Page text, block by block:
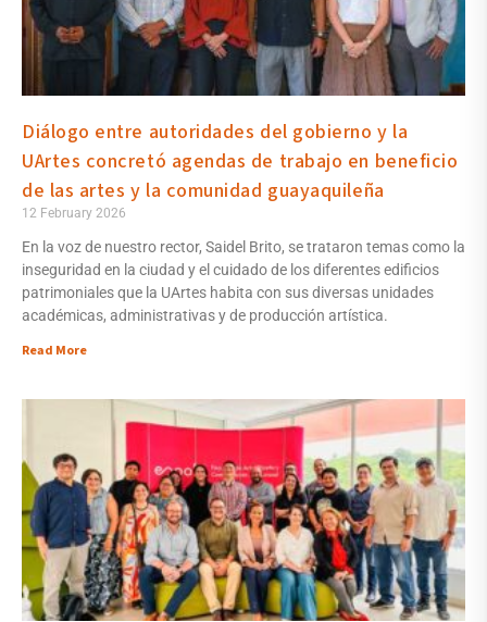
Diálogo entre autoridades del gobierno y la
UArtes concretó agendas de trabajo en beneficio
de las artes y la comunidad guayaquileña
12 February 2026
En la voz de nuestro rector, Saidel Brito, se trataron temas como la
inseguridad en la ciudad y el cuidado de los diferentes edificios
patrimoniales que la UArtes habita con sus diversas unidades
académicas, administrativas y de producción artística.
Read More